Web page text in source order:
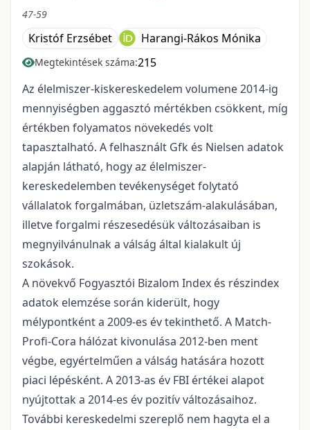
47-59
Kristóf Erzsébet Harangi-Rákos Mónika
Megtekintések száma:215
Az élelmiszer-kiskereskedelem volumene 2014-ig
mennyiségben aggasztó mértékben csökkent, míg
értékben folyamatos növekedés volt
tapasztalható. A felhasznált Gfk és Nielsen adatok
alapján látható, hogy az élelmiszer-
kereskedelemben tevékenységet folytató
vállalatok forgalmában, üzletszám-alakulásában,
illetve forgalmi részesedésük változásaiban is
megnyilvánulnak a válság által kialakult új
szokások.
A növekvő Fogyasztói Bizalom Index és részindex
adatok elemzése során kiderült, hogy
mélypontként a 2009-es év tekinthető. A Match-
Profi-Cora hálózat kivonulása 2012-ben ment
végbe, egyértelműen a válság hatására hozott
piaci lépésként. A 2013-as év FBI értékei alapot
nyújtottak a 2014-es év pozitív változásaihoz.
További kereskedelmi szereplő nem hagyta el a